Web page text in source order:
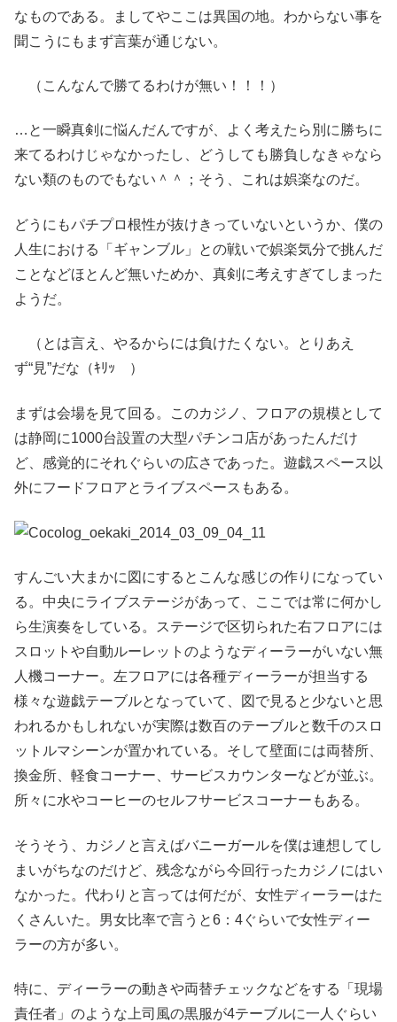
なものである。ましてやここは異国の地。わからない事を
聞こうにもまず言葉が通じない。
（こんなんで勝てるわけが無い！！！）
…と一瞬真剣に悩んだんですが、よく考えたら別に勝ちに
来てるわけじゃなかったし、どうしても勝負しなきゃなら
ない類のものでもない＾＾；そう、これは娯楽なのだ。
どうにもパチプロ根性が抜けきっていないというか、僕の
人生における「ギャンブル」との戦いで娯楽気分で挑んだ
ことなどほとんど無いためか、真剣に考えすぎてしまった
ようだ。
（とは言え、やるからには負けたくない。とりあえ
ず“見”だな（ｷﾘｯ ）
まずは会場を見て回る。このカジノ、フロアの規模として
は静岡に1000台設置の大型パチンコ店があったんだけ
ど、感覚的にそれぐらいの広さであった。遊戯スペース以
外にフードフロアとライブスペースもある。
すんごい大まかに図にするとこんな感じの作りになってい
る。中央にライブステージがあって、ここでは常に何かし
ら生演奏をしている。ステージで区切られた右フロアには
スロットや自動ルーレットのようなディーラーがいない無
人機コーナー。左フロアには各種ディーラーが担当する
様々な遊戯テーブルとなっていて、図で見ると少ないと思
われるかもしれないが実際は数百のテーブルと数千のスロ
ットルマシーンが置かれている。そして壁面には両替所、
換金所、軽食コーナー、サービスカウンターなどが並ぶ。
所々に水やコーヒーのセルフサービスコーナーもある。
そうそう、カジノと言えばバニーガールを僕は連想してし
まいがちなのだけど、残念ながら今回行ったカジノにはい
なかった。代わりと言っては何だが、女性ディーラーはた
くさんいた。男女比率で言うと6：4ぐらいで女性ディー
ラーの方が多い。
特に、ディーラーの動きや両替チェックなどをする「現場
責任者」のような上司風の黒服が4テーブルに一人ぐらい